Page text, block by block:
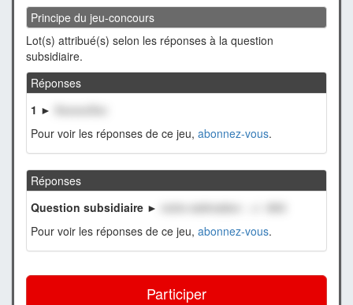
Principe du jeu-concours
Lot(s) attribué(s) selon les réponses à la question
subsidiaire.
Réponses
1 ►
Pour voir les réponses de ce jeu, abonnez-vous.
Réponses
Question subsidiaire ►
notre estimation : +/- 800
Pour voir les réponses de ce jeu, abonnez-vous.
Participer